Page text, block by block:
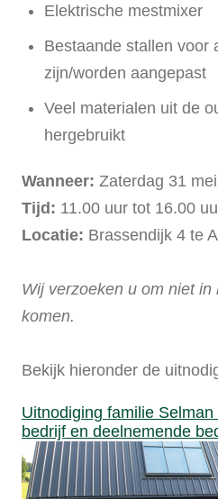
Elektrische mestmixer
Bestaande stallen voor
zijn/worden aangepast
Veel materialen uit de
hergebruikt
Wanneer: Zaterdag 31
Tijd: 11.00 uur tot 16.00
Locatie: Brassendijk 4 te
Wij verzoeken u om niet in
komen.
Bekijk hieronder de
Uitnodiging familie
bedrijf en deelnemende